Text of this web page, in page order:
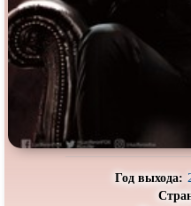
Про выживание
Про гонки
Про динозавров
Про животных
Про инопланетян
Год выхода: